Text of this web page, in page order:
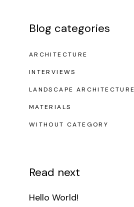
Blog categories
ARCHITECTURE
INTERVIEWS
LANDSCAPE ARCHITECTURE
MATERIALS
WITHOUT CATEGORY
Read next
Hello World!